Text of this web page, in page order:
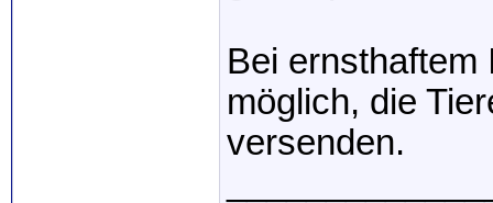
Bei
möglich, die
versenden.